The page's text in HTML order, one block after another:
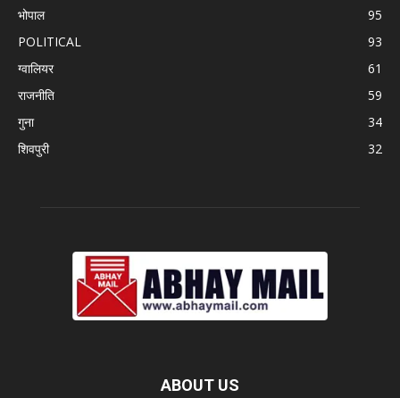
भोपाल
95
POLITICAL
93
ग्वालियर
61
राजनीति
59
गुना
34
शिवपुरी
32
ABOUT US